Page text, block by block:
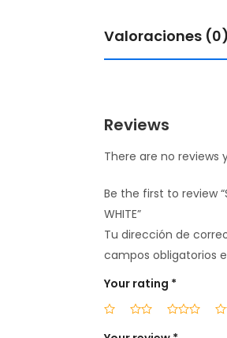
Valoraciones (0)
Reviews
There are no reviews
Be the first to review
WHITE”
Tu dirección de
campos obligatorios
Your rating *